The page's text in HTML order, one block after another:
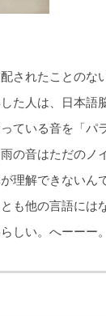
されたことのな
た人は、日本語
ている音を「
の音はただのノ
理解できないん
も他の言語には
しい。へーーー。